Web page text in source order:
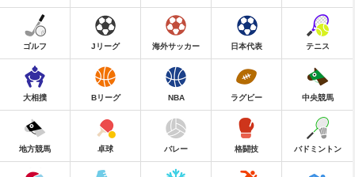
ゴルフ Jリーグ 海外サッカー 日本代表 テニス
大相撲 Bリーグ NBA ラグビー 中央競馬
地方競馬 卓球 バレー 格闘技 バドミントン